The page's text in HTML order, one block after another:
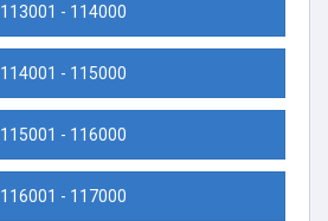
113001 - 114000
114001 - 115000
115001 - 116000
116001 - 117000